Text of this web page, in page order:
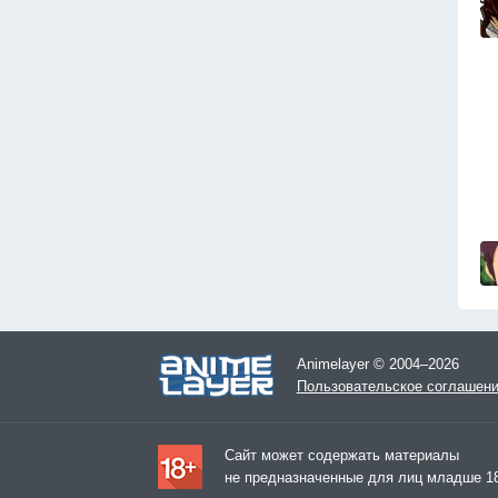
Animelayer © 2004–2026
Пользовательское
Сайт может содержать материалы
не предназначенные для лиц младше